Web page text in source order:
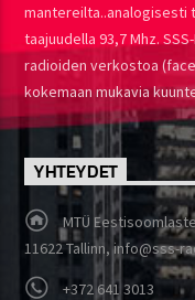
mantereilta..analogisesti
taajuudella 93,7 Mhz.
radioiden verkostoa
kokemaan mukavia
YHTEYDET
MTÜ
11622 Tallinn, info@sss-
+372 641 3013